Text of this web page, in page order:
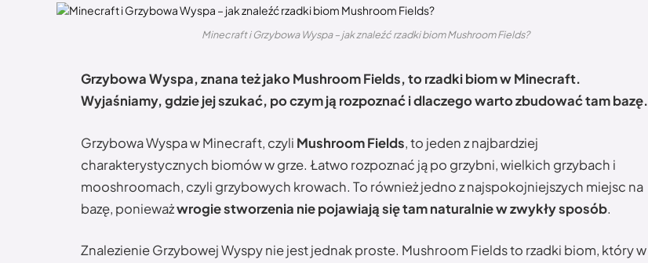
Minecraft i Grzybowa Wyspa – jak znaleźć rzadki biom Mushroom Fields?
Grzybowa Wyspa, znana też jako Mushroom Fields, to rzadki biom w Minecraft.
Wyjaśniamy, gdzie jej szukać, po czym ją rozpoznać i dlaczego warto zbudować tam bazę.
Grzybowa Wyspa w Minecraft, czyli Mushroom Fields, to jeden z najbardziej
charakterystycznych biomów w grze. Łatwo rozpoznać ją po grzybni, wielkich grzybach i
mooshroomach, czyli grzybowych krowach. To również jedno z najspokojniejszych miejsc na
bazę, ponieważwrogie stworzenia nie pojawiają się tam naturalnie w zwykły sposób.
Znalezienie Grzybowej Wyspy nie jest jednak proste. Mushroom Fields to rzadki biom, który w